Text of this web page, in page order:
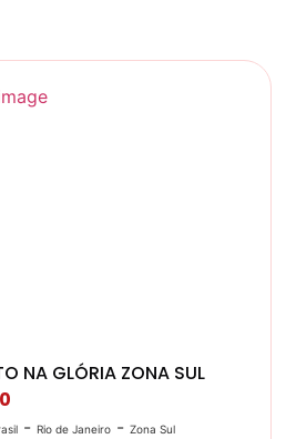
NA GLÓRIA ZONA SUL
- Rio de Janeiro - Zona Sul